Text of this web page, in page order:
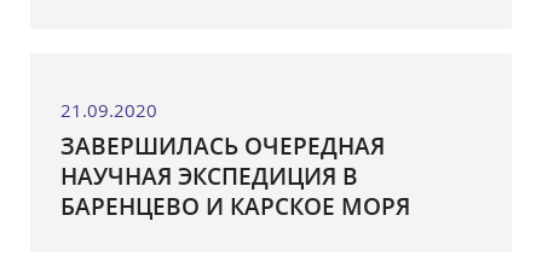
21.09.2020
ЗАВЕРШИЛАСЬ ОЧЕРЕДНАЯ
НАУЧНАЯ ЭКСПЕДИЦИЯ В
БАРЕНЦЕВО И КАРСКОЕ МОРЯ